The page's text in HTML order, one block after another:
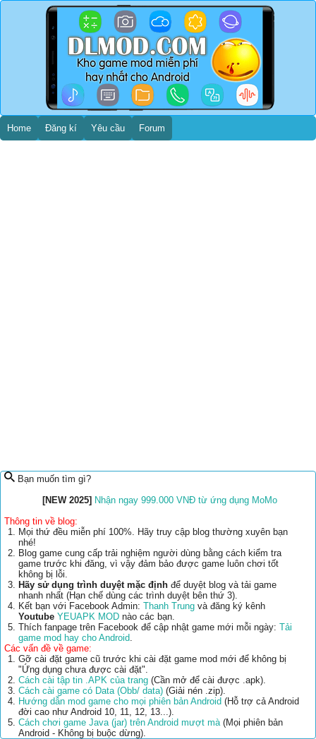
Home Đăng kí Yêu cầu Forum
Bạn muốn tìm gì?
[NEW 2025] Nhận ngay 999.000 VNĐ từ ứng dụng MoMo
Thông tin về blog:
Mọi thứ đều miễn phí 100%. Hãy truy cập blog thường xuyên bạn
nhé!
Blog game cung cấp trải nghiệm người dùng bằng cách kiểm tra
game trước khi đăng, vì vậy đảm bảo được game luôn chơi tốt
không bị lỗi.
Hãy sử dụng trình duyệt mặc định để duyệt blog và tải game
nhanh nhất (Hạn chế dùng các trình duyệt bên thứ 3).
Kết bạn với Facebook Admin: Thanh Trung và đăng ký kênh
Youtube YEUAPK MOD nào các bạn.
Thích fanpage trên Facebook để cập nhật game mới mỗi ngày: Tải
game mod hay cho Android.
Các vấn đề về game:
Gỡ cài đặt game cũ trước khi cài đặt game mod mới để không bị
"Ứng dụng chưa được cài đặt".
Cách cài tập tin .APK của trang (Cần mở để cài được .apk).
Cách cài game có Data (Obb/ data) (Giải nén .zip).
Hướng dẫn mod game cho mọi phiên bản Android (Hỗ trợ cả Android
đời cao như Android 10, 11, 12, 13...).
Cách chơi game Java (jar) trên Android mượt mà(Mọi phiên bản
Android - Không bị buộc dừng).